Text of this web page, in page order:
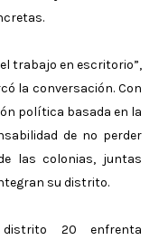
trabajo en escritorio”,
la conversación. Con
política basada en la
de no perder
las colonias, juntas
su distrito.
20 enfrenta